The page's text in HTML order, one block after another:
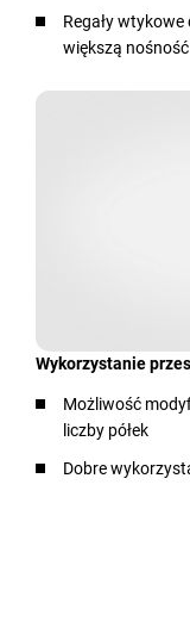
Regały
większą nośność
Wykorzystanie
Możliwość
liczby półek
Dobre